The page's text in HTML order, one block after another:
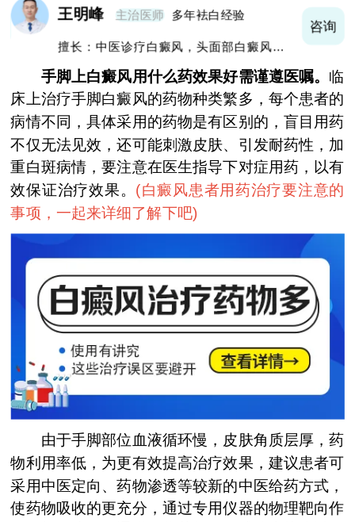
王明峰 主治医师 多年袪白经验
擅长：中医诊疗白癜风，头面部白癜风，青
咨询
手脚上白癜风用什么药效果好需谨遵医嘱。 临
床上治疗手脚白癜风的药物种类繁多，每个患者的
病情不同，具体采用的药物是有区别的，盲目用药
不仅无法见效，还可能刺激皮肤、引发耐药性，加
重白斑病情，要注意在医生指导下对症用药，以有
效保证治疗效果。 (白癜风患者用药治疗要注意的
事项，一起来详细了解下吧)
由于手脚部位血液循环慢，皮肤角质层厚，药
物利用率低，为更有效提高治疗效果，建议患者可
采用中医定向、药物渗透等较新的中医给药方式，
使药物吸收的更充分，通过专用仪器的物理靶向作